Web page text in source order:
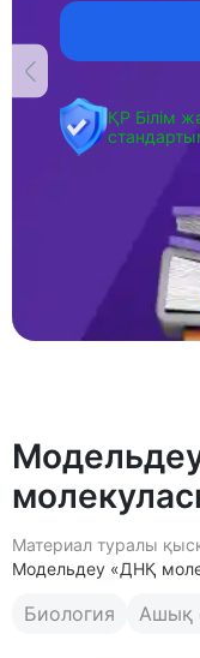
ҚР Білім
Материал туралы
Модельдеу «ДНҚ
Биология Ашық